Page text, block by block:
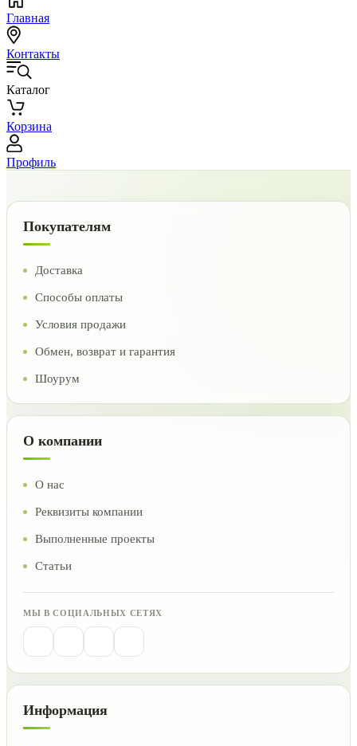
Главная
Контакты
Каталог
Корзина
Профиль
Покупателям
Доставка
Способы оплаты
Условия продажи
Обмен, возврат и гарантия
Шоурум
О компании
О нас
Реквизиты компании
Выполненные проекты
Статьи
МЫ В СОЦИАЛЬНЫХ СЕТЯХ
Информация